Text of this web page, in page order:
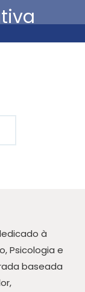
à
Psicologia e
baseada